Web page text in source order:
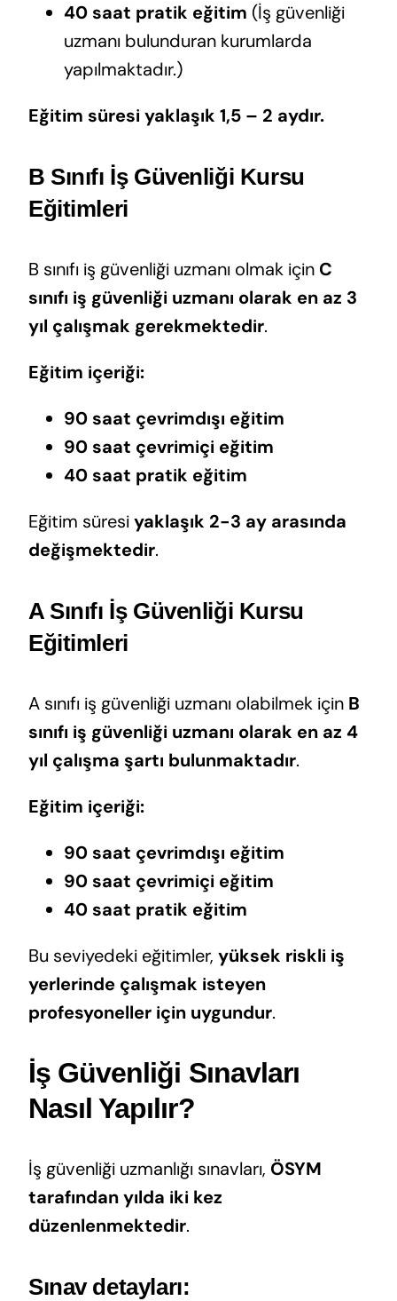
40 saat pratik eğitim (İş güvenliği
uzmanı bulunduran kurumlarda
yapılmaktadır.)
Eğitim süresi yaklaşık 1,5 – 2 aydır.
B Sınıfı İş Güvenliği Kursu
Eğitimleri
B sınıfı iş güvenliği uzmanı olmak için C
sınıfı iş güvenliği uzmanı olarak en az 3
yıl çalışmak gerekmektedir.
Eğitim içeriği:
90 saat çevrimdışı eğitim
90 saat çevrimiçi eğitim
40 saat pratik eğitim
Eğitim süresiyaklaşık 2-3 ay arasında
değişmektedir.
A Sınıfı İş Güvenliği Kursu
Eğitimleri
A sınıfı iş güvenliği uzmanı olabilmek için B
sınıfı iş güvenliği uzmanı olarak en az 4
yıl çalışma şartı bulunmaktadır.
Eğitim içeriği:
90 saat çevrimdışı eğitim
90 saat çevrimiçi eğitim
40 saat pratik eğitim
Bu seviyedeki eğitimler, yüksek riskli iş
yerlerinde çalışmak isteyen
profesyoneller için uygundur.
İş Güvenliği Sınavları
Nasıl Yapılır?
İş güvenliği uzmanlığı sınavları, ÖSYM
tarafından yılda iki kez
düzenlenmektedir.
Sınav detayları: